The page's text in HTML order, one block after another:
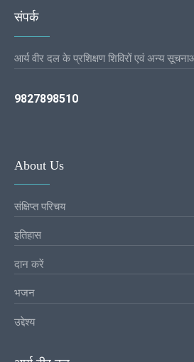
संपर्क
आर्य वीर दल के प्रशिक्षण शिविरों एवं अन्य
9827898510
About Us
संक्षिप्त परिचय
इतिहास
दान करें
भजन
उद्देश्य